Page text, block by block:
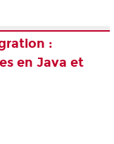
:
en Java et